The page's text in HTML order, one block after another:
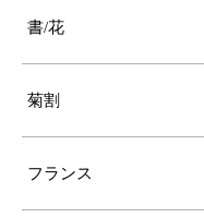
書/花
菊割
フランス